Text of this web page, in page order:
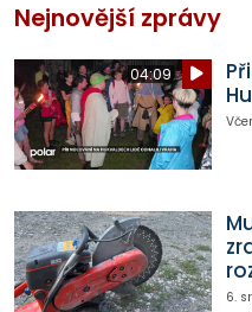
Nejnovější zprávy
04:09
6.